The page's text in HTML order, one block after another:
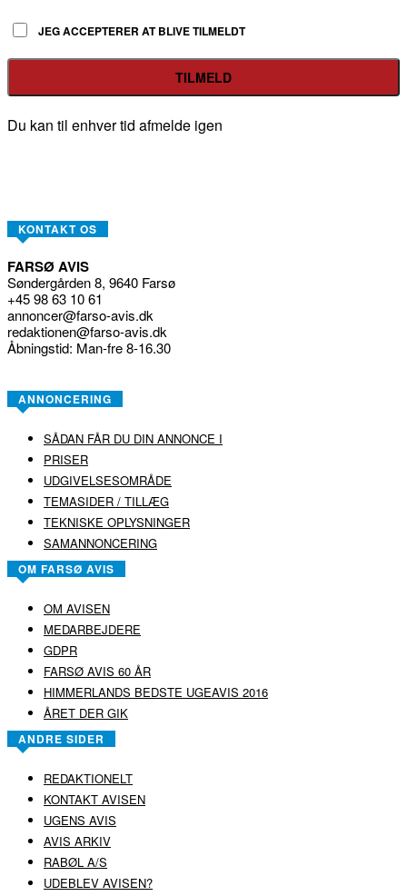
KONTAKT OS
FARSØ AVIS
Søndergården 8, 9640 Farsø
+45 98 63 10 61
ANNONCERING
SÅDAN FÅR DU DIN ANNONCE I
PRISER
UDGIVELSESOMRÅDE
TEMASIDER / TILLÆG
TEKNISKE OPLYSNINGER
OM FARSØ AVIS
OM AVISEN
MEDARBEJDERE
GDPR
FARSØ AVIS 60 ÅR
HIMMERLANDS BEDSTE UGEAVIS 2016
ÅRET DER GIK
ANDRE SIDER
REDAKTIONELT
KONTAKT AVISEN
UGENS AVIS
AVIS ARKIV
RABØL A/S
UDEBLEV AVISEN?
COPYRIGHT ©